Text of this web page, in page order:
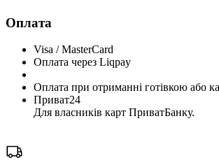
Оплата
Visa / MasterCard
Оплата через Liqpay
Оплата при отриманні готівкою або
Приват24
Для власників карт ПриватБанку.